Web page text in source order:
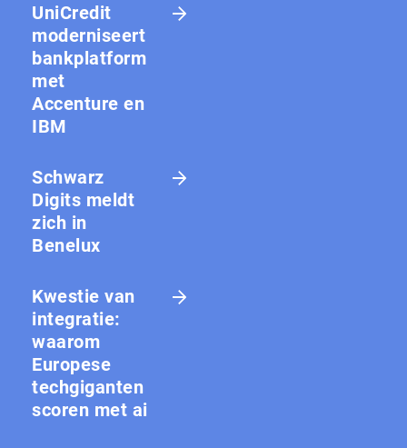
UniCredit
moderniseert
bankplatform
met
Accenture en
IBM
Schwarz
Digits meldt
zich in
Benelux
Kwestie van
integratie:
waarom
Europese
techgiganten
scoren met ai